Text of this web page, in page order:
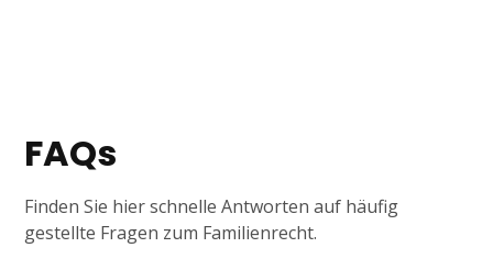
FAQs
Finden Sie hier schnelle Antworten auf häufig
gestellte Fragen zum Familienrecht.